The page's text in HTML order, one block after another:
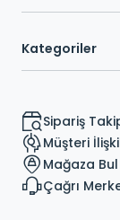
Kategoriler
Sipariş
Müşteri
Mağaza Bul
Çağrı